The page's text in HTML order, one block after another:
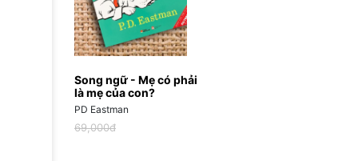
Song ngữ - Mẹ có phải
là mẹ của con?
PD Eastman
69,000đ